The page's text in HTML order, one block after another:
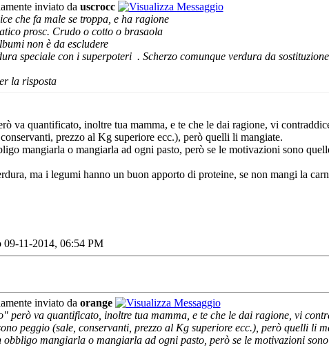
inviato da uscrocc
che fa male se troppa, e ha ragione
prosc. Crudo o cotto o brasaola
non è da escludere
speciale con i superpoteri . Scherzo comunque verdura da
la risposta
va quantificato, inoltre tua mamma, e te che le dai ragione, vi
prezzo al Kg superiore ecc.), però quelli li mangiate.
mangiarla o mangiarla ad ogni pasto, però se le motivazioni sono
ma i legumi hanno un buon apporto di proteine, se non mangi la
09-11-2014, 06:54 PM
inviato da orange
però va quantificato, inoltre tua mamma, e te che le dai ragione, vi
peggio (sale, conservanti, prezzo al Kg superiore ecc.), però quelli li
obbligo mangiarla o mangiarla ad ogni pasto, però se le motivazioni